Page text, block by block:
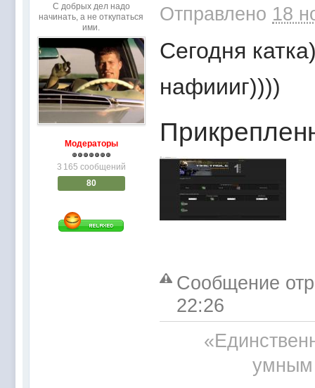
С добрых дел надо
начинать, а не откупаться
ими.
Модераторы
3 165 сообщений
80
Отправлено 18
Сегодня
нафиииг))))
Сообщение
22:26
умным